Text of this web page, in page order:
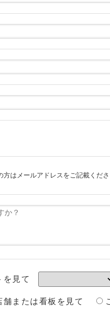
はメールアドレスをご記載くだ
を見て
舗または看板を見て